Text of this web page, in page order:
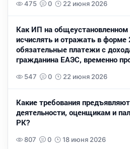
475 0 22 июня 2026
Как ИП на
исчислять и отражать в форме
обязательные платежи с
гражданина ЕАЭС, временно
547 0 22 июня 2026
Какие требования
деятельности, оценщикам и
РК?
807 0 18 июня 2026